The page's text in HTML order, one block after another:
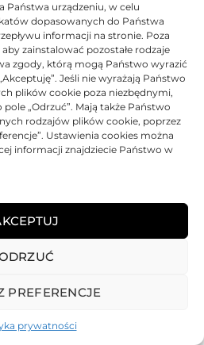
urządzeniu, w celu
dopasowanych do Państwa
informacji na stronie. Poza
zainstalować pozostałe rodzaje
zgody, którą mogą Państwo wyrazić
Jeśli nie wyrażają Państwo
plików cookie poza niezbędnymi,
„Odrzuć”. Mają także Państwo
rodzajów plików cookie, poprzez
Ustawienia cookies można
informacji znajdziecie Państwo w
PREFERENCJE
prywatności
WEBSITE PROTECTED